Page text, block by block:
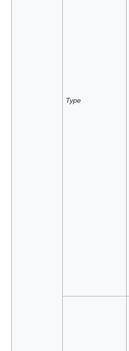
Type